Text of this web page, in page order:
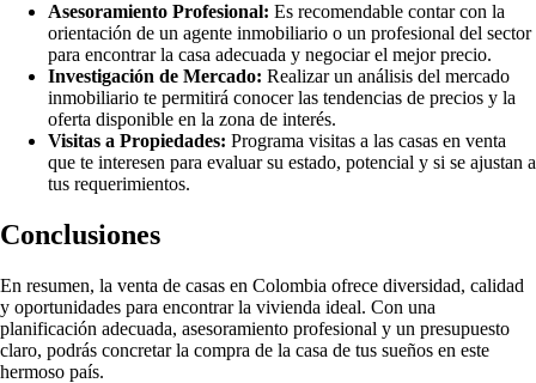
Asesoramiento Profesional: Es recomendable contar con la
orientación de un agente inmobiliario o un profesional del sector
para encontrar la casa adecuada y negociar el mejor precio.
Investigación de Mercado: Realizar un análisis del mercado
inmobiliario te permitirá conocer las tendencias de precios y la
oferta disponible en la zona de interés.
Visitas a Propiedades: Programa visitas a las casas en venta
que te interesen para evaluar su estado, potencial y si se ajustan a
tus requerimientos.
Conclusiones
En resumen, la venta de casas en Colombia ofrece diversidad, calidad
y oportunidades para encontrar la vivienda ideal. Con una
planificación adecuada, asesoramiento profesional y un presupuesto
claro, podrás concretar la compra de la casa de tus sueños en este
hermoso país.